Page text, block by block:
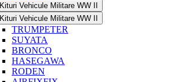
Kituri Vehicule Militare WW II
Kituri Vehicule Militare WW II
TRUMPETER
SUYATA
BRONCO
HASEGAWA
RODEN